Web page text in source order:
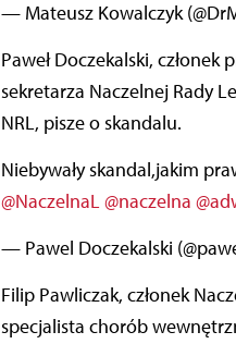
— Mateusz Kowalczyk
Paweł Doczekalski,
sekretarza Naczelnej Rady
NRL, pisze o skandalu.
Niebywały skandal,jakim
@NaczelnaL @naczelna
— Pawel Doczekalski
Filip Pawliczak, członek
specjalista chorób